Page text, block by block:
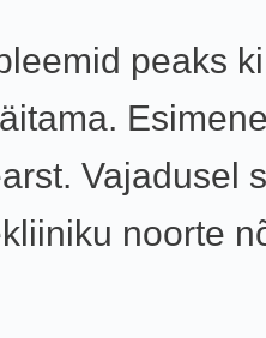
peaks
Vajadusel
noorte